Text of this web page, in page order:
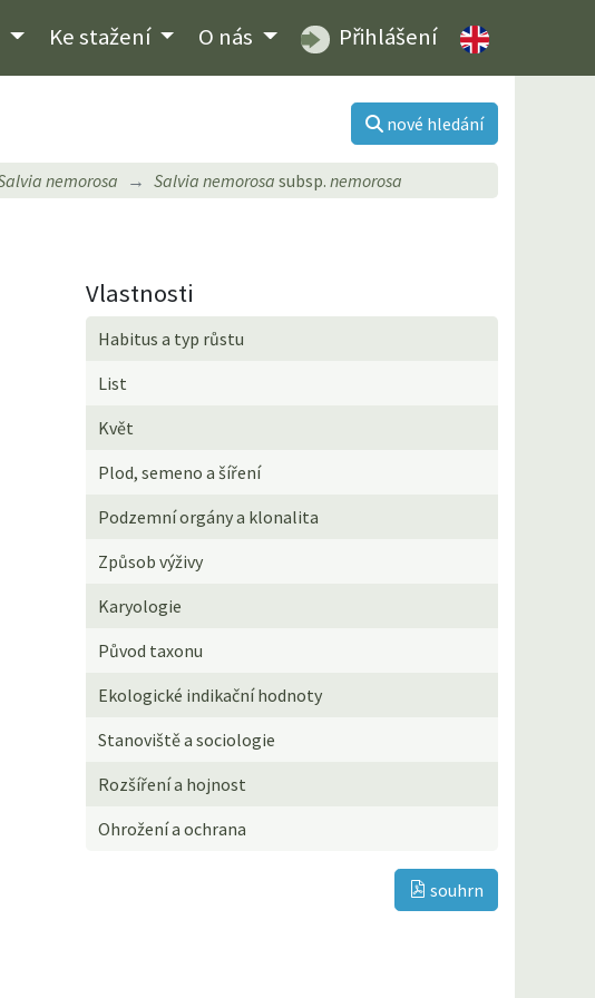
Ke stažení O nás Přihlášení
nové hledání
nemorosa Salvia nemorosa subsp. nemorosa
Vlastnosti
Habitus a typ růstu
List
Květ
Plod, semeno a šíření
Podzemní orgány a klonalita
Způsob výživy
Karyologie
Původ taxonu
Ekologické indikační hodnoty
Stanoviště a sociologie
Rozšíření a hojnost
Ohrožení a ochrana
souhrn